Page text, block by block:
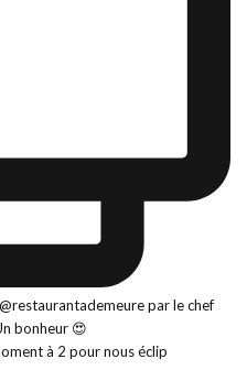
à 2 pour nous éclip